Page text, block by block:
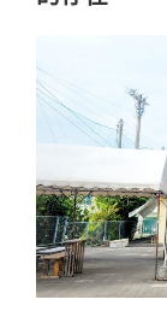
繩
物
館・
美
術
館
深
入